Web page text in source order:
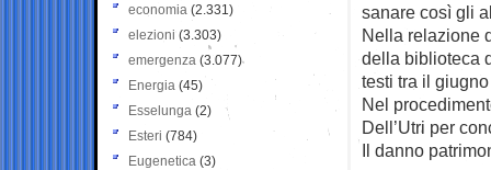
sanare così gli
Nella relazione
della biblioteca
testi tra il
Nel
Dell’Utri per
Il danno
economia (2.331)
elezioni (3.303)
emergenza (3.077)
Energia (45)
Esselunga (2)
Esteri (784)
Eugenetica (3)